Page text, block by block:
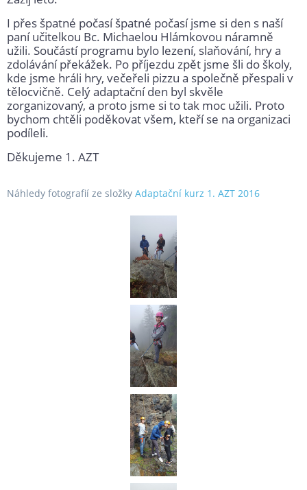
I přes špatné počasí špatné počasí jsme si den s naší
paní učitelkou Bc. Michaelou Hlámkovou náramně
užili. Součástí programu bylo lezení, slaňování, hry a
zdolávání překážek. Po příjezdu zpět jsme šli do školy,
kde jsme hráli hry, večeřeli pizzu a společně přespali v
tělocvičně. Celý adaptační den byl skvěle
zorganizovaný, a proto jsme si to tak moc užili. Proto
bychom chtěli poděkovat všem, kteří se na organizaci
podíleli.
Děkujeme 1. AZT
Náhledy fotografií ze složky Adaptační kurz 1. AZT 2016